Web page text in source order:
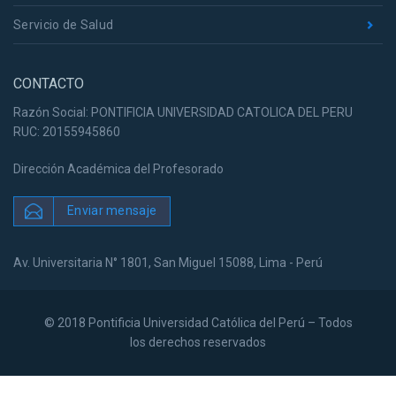
Servicio de Salud
CONTACTO
Razón Social: PONTIFICIA UNIVERSIDAD CATOLICA DEL PERU
RUC: 20155945860
Dirección Académica del Profesorado
Enviar mensaje
Av. Universitaria N° 1801, San Miguel 15088, Lima - Perú
© 2018 Pontificia Universidad Católica del Perú – Todos
los derechos reservados